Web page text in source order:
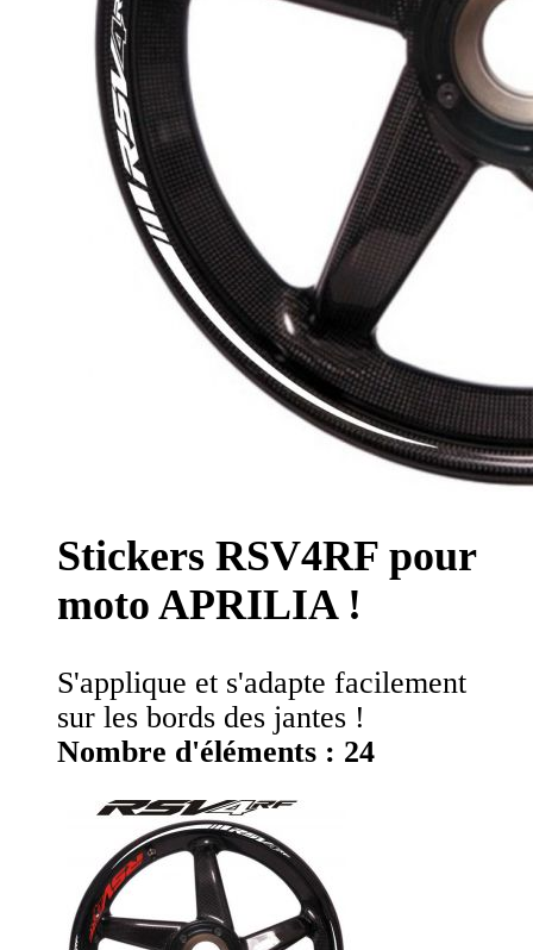
Stickers RSV4RF pour
moto APRILIA !
S'applique et s'adapte facilement
sur les bords des jantes !
Nombre d'éléments : 24